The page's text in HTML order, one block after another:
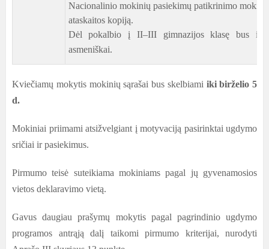
Nacionalinio mokinių pasiekimų patikrinimo
ataskaitos kopiją.
Dėl pokalbio į II–III gimnazijos klasę bus
asmeniškai.
Kviečiamų mokytis mokinių sąrašai bus skelbiami iki birželio 5
d.
Mokiniai priimami atsižvelgiant į motyvaciją pasirinktai ugdymo
sričiai ir pasiekimus.
Pirmumo teisė suteikiama mokiniams pagal jų gyvenamosios
vietos deklaravimo vietą.
Gavus daugiau prašymų mokytis pagal pagrindinio ugdymo
programos antrąją dalį taikomi pirmumo kriterijai, nurodyti